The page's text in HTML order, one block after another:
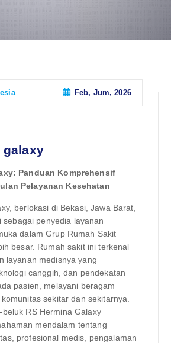
Feb, Jum, 2026
galaxy
Panduan Komprehensif
Pelayanan Kesehatan
berlokasi di Bekasi, Jawa Barat,
sebagai penyedia layanan
dalam Grup Rumah Sakit
besar. Rumah sakit ini terkenal
layanan medisnya yang
canggih, dan pendekatan
pasien, melayani beragam
sekitar dan sekitarnya.
RS Hermina Galaxy
mendalam tentang
profesional medis, pengalaman